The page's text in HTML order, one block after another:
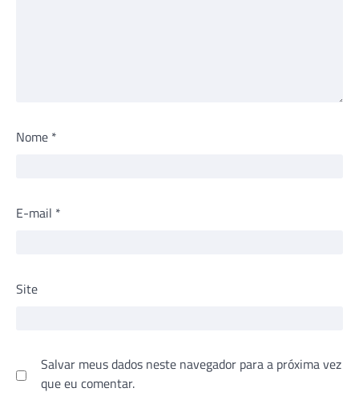
Nome *
E-mail *
Site
Salvar meus dados neste navegador para a próxima vez
que eu comentar.